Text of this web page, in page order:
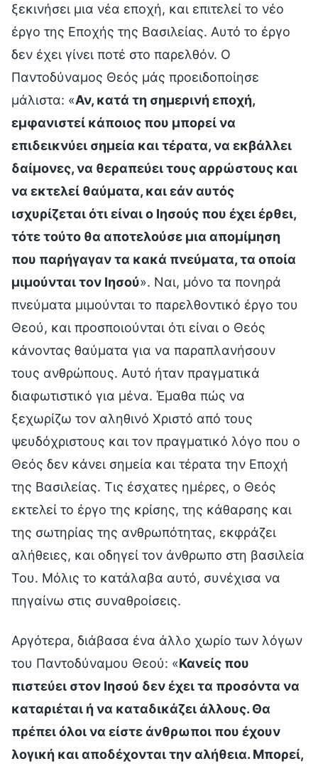
ξεκινήσει μια νέα εποχή, και επιτελεί το νέο
έργο της Εποχής της Βασιλείας. Αυτό το έργο
δεν έχει γίνει ποτέ στο παρελθόν. Ο
Παντοδύναμος Θεός μάς προειδοποίησε
μάλιστα: «Αν, κατά τη σημερινή εποχή,
εμφανιστεί κάποιος που μπορεί να
επιδεικνύει σημεία και τέρατα, να εκβάλλει
δαίμονες, να θεραπεύει τους αρρώστους και
να εκτελεί θαύματα, και εάν αυτός
ισχυρίζεται ότι είναι ο Ιησούς που έχει έρθει,
τότε τούτο θα αποτελούσε μια απομίμηση
που παρήγαγαν τα κακά πνεύματα, τα οποία
μιμούνται τον Ιησού». Ναι, μόνο τα πονηρά
πνεύματα μιμούνται το παρελθοντικό έργο του
Θεού, και προσποιούνται ότι είναι ο Θεός
κάνοντας θαύματα για να παραπλανήσουν
τους ανθρώπους. Αυτό ήταν πραγματικά
διαφωτιστικό για μένα. Έμαθα πώς να
ξεχωρίζω τον αληθινό Χριστό από τους
ψευδόχριστους και τον πραγματικό λόγο που ο
Θεός δεν κάνει σημεία και τέρατα την Εποχή
της Βασιλείας. Τις έσχατες ημέρες, ο Θεός
εκτελεί το έργο της κρίσης, της κάθαρσης και
της σωτηρίας της ανθρωπότητας, εκφράζει
αλήθειες, και οδηγεί τον άνθρωπο στη βασιλεία
Του. Μόλις το κατάλαβα αυτό, συνέχισα να
πηγαίνω στις συναθροίσεις.
Αργότερα, διάβασα ένα άλλο χωρίο των λόγων
του Παντοδύναμου Θεού: «Κανείς που
πιστεύει στον Ιησού δεν έχει τα προσόντα να
καταριέται ή να καταδικάζει άλλους. Θα
πρέπει όλοι να είστε άνθρωποι που έχουν
λογική και αποδέχονται την αλήθεια. Μπορεί,